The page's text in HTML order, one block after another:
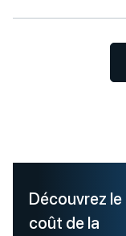
Découvrez le
coût de la